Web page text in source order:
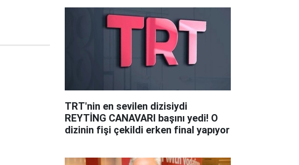
TRT'nin en sevilen dizisiydi
REYTİNG CANAVARI başını yedi! O
dizinin fişi çekildi erken final yapıyor